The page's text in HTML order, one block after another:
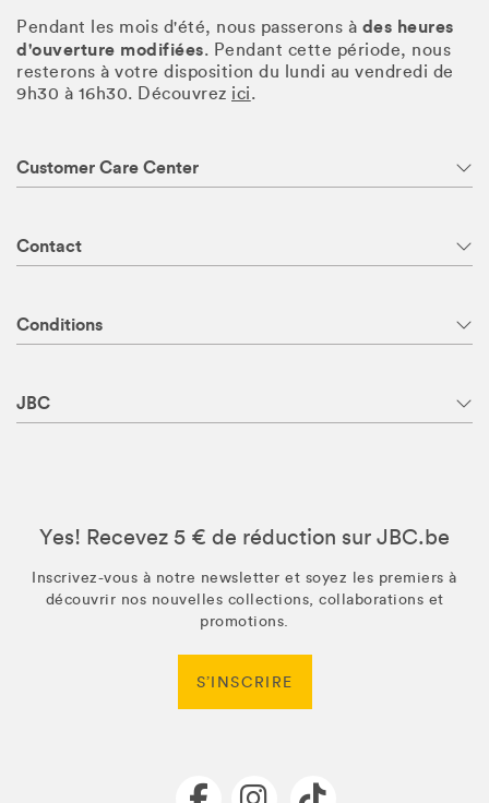
Pendant les mois d'été, nous passerons à des heures
d'ouverture modifiées. Pendant cette période, nous
resterons à votre disposition du lundi au vendredi de
9h30 à 16h30. Découvrez ici.
Customer Care Center
Contact
Conditions
JBC
Yes! Recevez 5 € de réduction sur JBC.be
Inscrivez-vous à notre newsletter et soyez les premiers à
découvrir nos nouvelles collections, collaborations et
promotions.
S’INSCRIRE